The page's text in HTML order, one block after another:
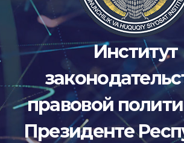
Институт
правовой
Президенте